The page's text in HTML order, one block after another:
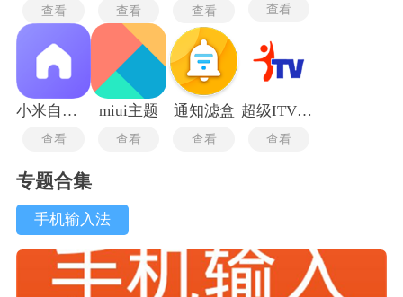
查看 查看 查看 查看
小米自由桌面稳定版
查看
miui主题
查看
通知滤盒
查看
超级ITV最新版
查看
专题合集
手机输入法